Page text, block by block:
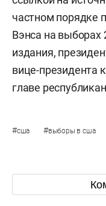
частном порядке
Вэнса на
издания,
вице-президента
главе
#сша #выборы в сша